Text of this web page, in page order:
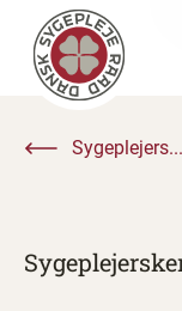
Sygeplejers...